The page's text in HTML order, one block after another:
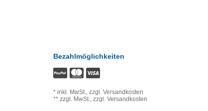
Bezahlmöglichkeiten
* inkl. MwSt., zzgl. Versandkosten
** zzgl. MwSt., zzgl. Versandkosten